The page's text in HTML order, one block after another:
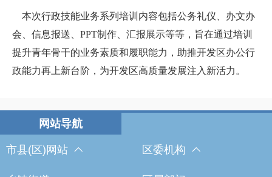
本次行政技能业务系列培训 内容包括公务礼仪、办文办
会、信息报送、 PPT制作、汇报展示等等，旨在通过培训
提升青年骨干的业务素质和履职能力，助推开发区办公行
政能力再上新台阶，为开发区高质量发展注入新活力。
市县(区)网站 区委机构